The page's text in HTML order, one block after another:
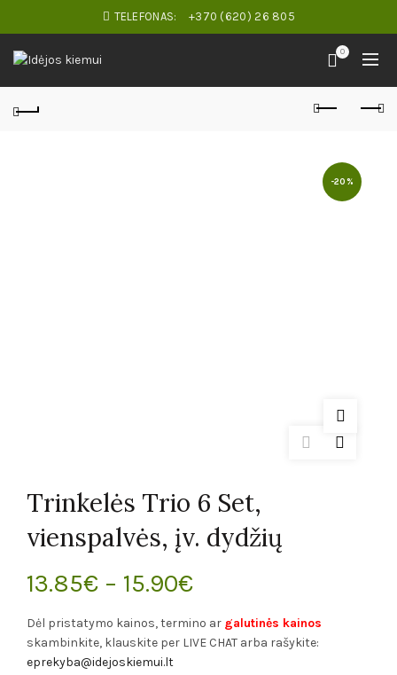
TELEFONAS: +370 (620) 26 805
0
-20%
Trinkelės Trio 6 Set,
vienspalvės, įv. dydžių
13.85€ – 15.90€
Dėl pristatymo kainos, termino ar galutinės kainos
skambinkite, klauskite per LIVE CHAT arba rašykite:
eprekyba@idejoskiemui.lt